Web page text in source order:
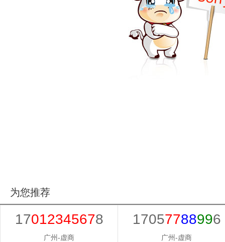
为您推荐
17012345678
广州-虚商
17057788996
广州-虚商